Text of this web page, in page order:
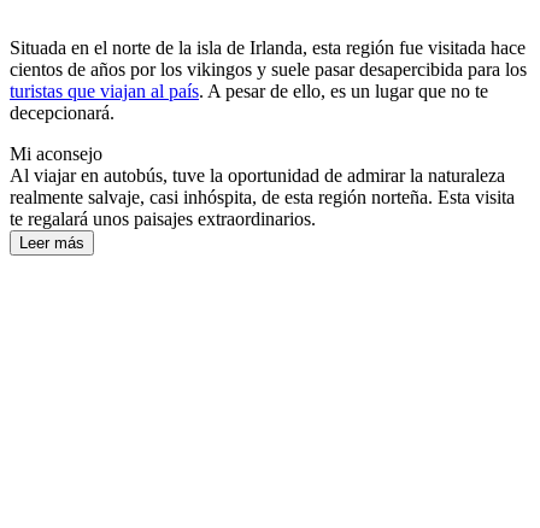
Situada en el norte de la isla de Irlanda, esta región fue visitada hace
cientos de años por los vikingos y suele pasar desapercibida para los
turistas que viajan al país. A pesar de ello, es un lugar que no te
decepcionará.
Mi aconsejo
Al viajar en autobús, tuve la oportunidad de admirar la naturaleza
realmente salvaje, casi inhóspita, de esta región norteña. Esta visita
te regalará unos paisajes extraordinarios.
Leer más